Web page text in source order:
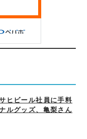
ヒビール社員に手料
ルグッズ、亀梨さん